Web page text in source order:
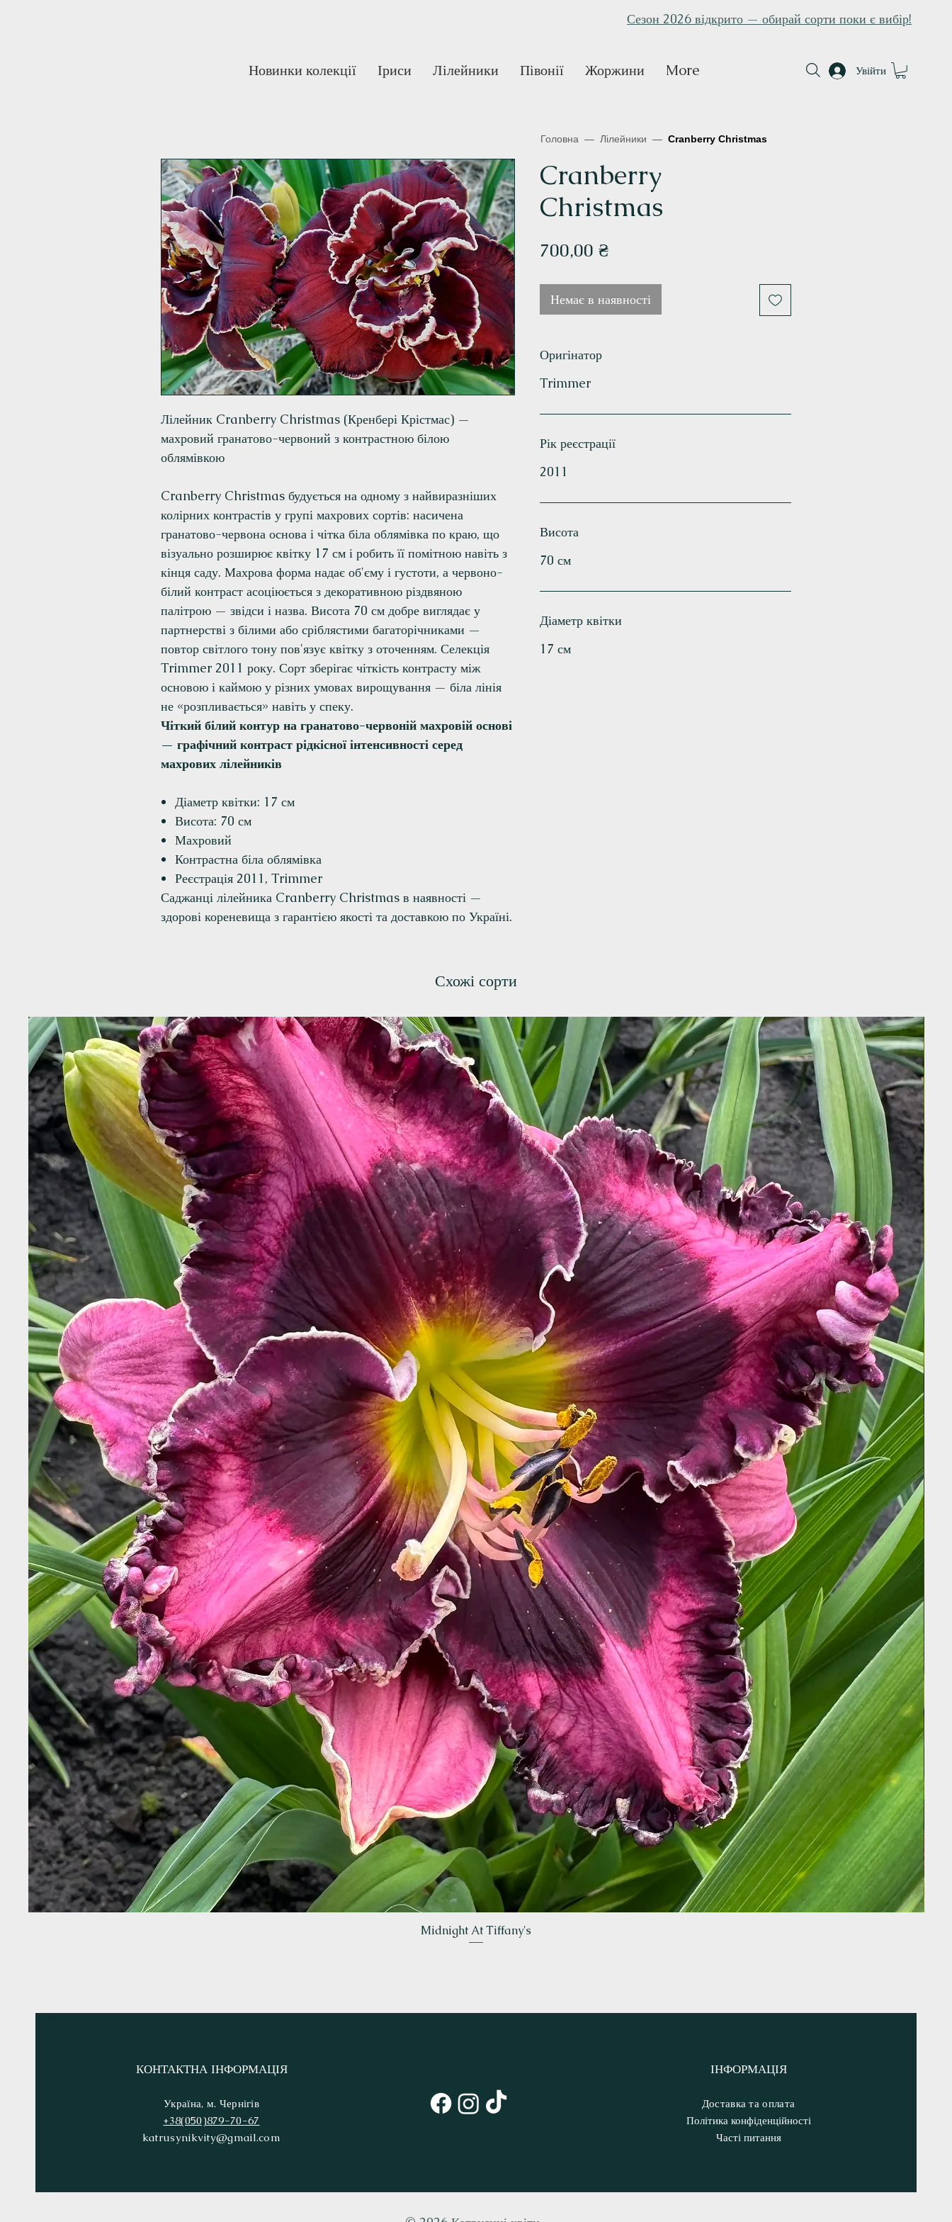
Сезон 2026 відкрито — обирай сорти поки є вибір!
Увійти
Новинки колекції Іриси Лілейники Півонії Жоржини More
Лілейник Cranberry Christmas (Кренбері Крістмас) —
махровий гранатово-червоний з контрастною білою
облямівкою
Cranberry Christmas будується на одному з найвиразніших
колірних контрастів у групі махрових сортів: насичена
гранатово-червона основа і чітка біла облямівка по краю, що
візуально розширює квітку 17 см і робить її помітною навіть з
кінця саду. Махрова форма надає об'єму і густоти, а червоно-
білий контраст асоціюється з декоративною різдвяною
палітрою — звідси і назва. Висота 70 см добре виглядає у
партнерстві з білими або сріблястими багаторічниками —
повтор світлого тону пов'язує квітку з оточенням. Селекція
Trimmer 2011 року. Сорт зберігає чіткість контрасту між
основою і каймою у різних умовах вирощування — біла лінія
не «розпливається» навіть у спеку.
Чіткий білий контур на гранатово-червоній махровій основі
— графічний контраст рідкісної інтенсивності серед
махрових лілейників
Діаметр квітки: 17 см
Висота: 70 см
Махровий
Контрастна біла облямівка
Реєстрація 2011, Trimmer
Саджанці лілейника Cranberry Christmas в наявності —
здорові кореневища з гарантією якості та доставкою по Україні.
Cranberry
Christmas
700,00 ₴Ціна
Немає в наявності
Оригінатор
Trimmer
Рік реєстрації
2011
Висота
70 см
Діаметр квітки
17 см
Головна — Лілейники — Cranberry Christmas
Схожі сорти
Швидкий перегляд
Midnight At Tiffany's
КОНТАКТНА ІНФОРМАЦІЯ
Україна, м. Чернігів
+38(050)879-70-67
katrusynikvity@gmail.com
ІНФОРМАЦІЯ
Доставка та оплата
Політика конфіденційності
Часті питання